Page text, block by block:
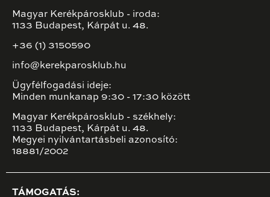
Magyar Kerékpárosklub - iroda:
1133 Budapest, Kárpát u. 48.
+36 (1) 3150590
info@kerekparosklub.hu
Ügyfélfogadási ideje:
Minden munkanap 9:30 - 17:30 között
Magyar Kerékpárosklub - székhely:
1133 Budapest, Kárpát u. 48.
Megyei nyilvántartásbeli azonosító:
18881/2002
TÁMOGATÁS: